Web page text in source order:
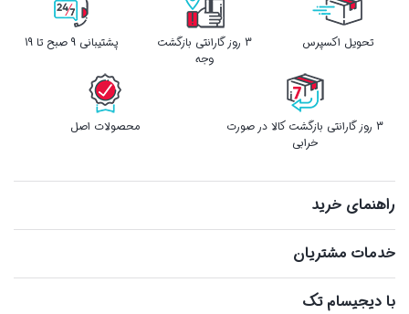
تحویل اکسپرس
3 روز گارانتی بازگشت
وجه
پشتیبانی 9 صبح تا 19
3 روز گارانتی بازگشت کالا در صورت
خرابی
محصولات اصل
راهنمای خرید
خدمات مشتریان
با دیجیسام تک